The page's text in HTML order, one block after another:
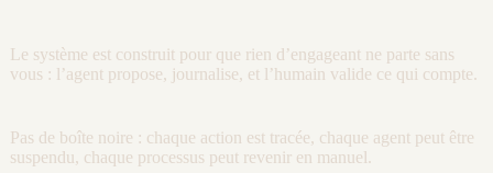
Le système est construit pour que rien d’engageant ne parte sans
vous : l’agent propose, journalise, et l’humain valide ce qui compte.
Pas de boîte noire : chaque action est tracée, chaque agent peut être
suspendu, chaque processus peut revenir en manuel.